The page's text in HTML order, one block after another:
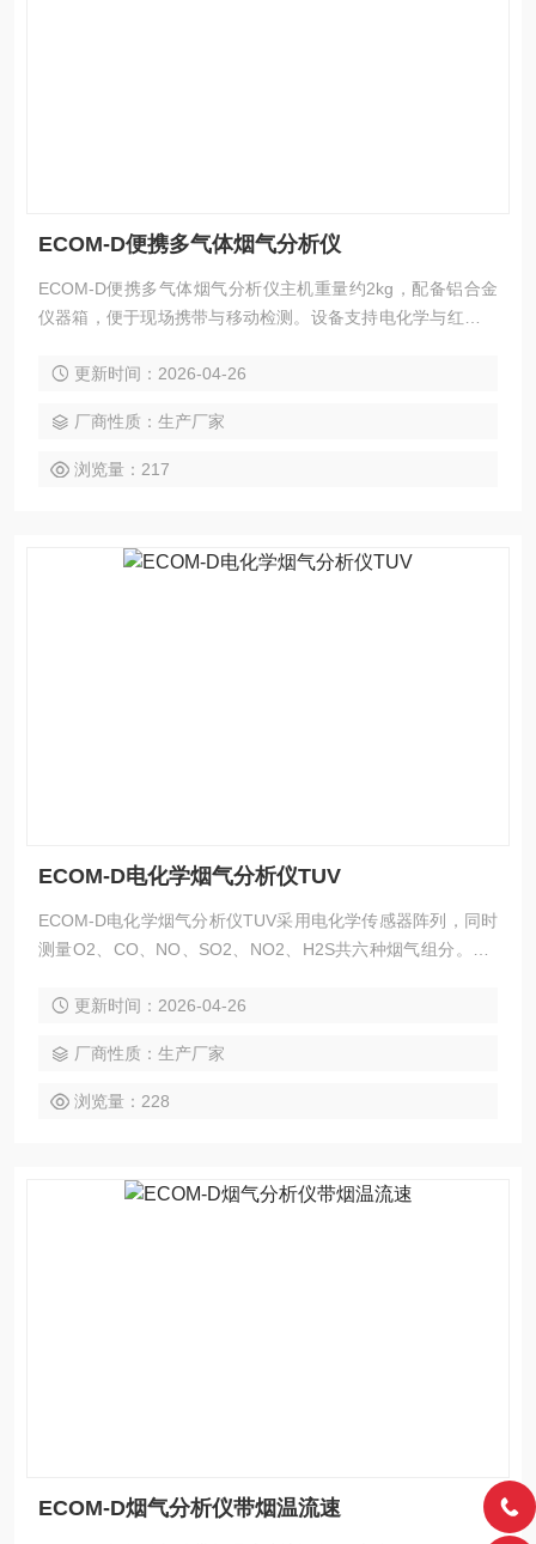
ECOM-D便携多气体烟气分析仪
ECOM-D便携多气体烟气分析仪主机重量约2kg，配备铝合金
仪器箱，便于现场携带与移动检测。设备支持电化学与红外传
O、NO、SO2、NO2、CO2或CxHy等组分。内置锂电池供
更新时间：2026-04-26
厂商性质：生产厂家
浏览量：217
ECOM-D电化学烟气分析仪TUV
ECOM-D电化学烟气分析仪TUV采用电化学传感器阵列，同时
测量O2、CO、NO、SO2、NO2、H2S共六种烟气组分。CO
过滤器消除交叉干扰。整机通过德国TUV认证，符合DIN EN 5
过滤器。
更新时间：2026-04-26
厂商性质：生产厂家
浏览量：228
ECOM-D烟气分析仪带烟温流速